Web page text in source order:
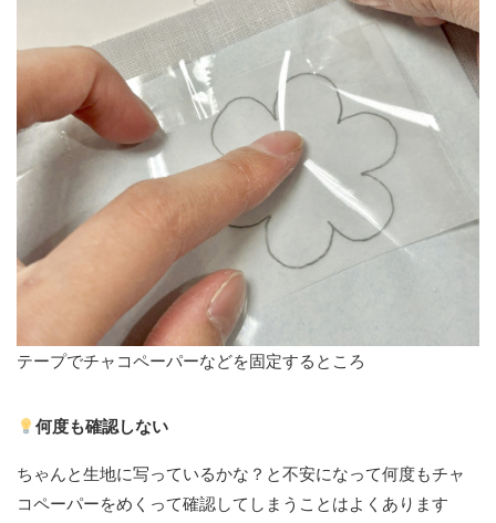
テープでチャコペーパーなどを固定するところ
何度も確認しない
ちゃんと生地に写っているかな？と不安になって何度もチャ
コペーパーをめくって確認してしまうことはよくあります